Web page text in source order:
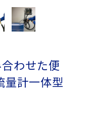
わせた便
量計一体型